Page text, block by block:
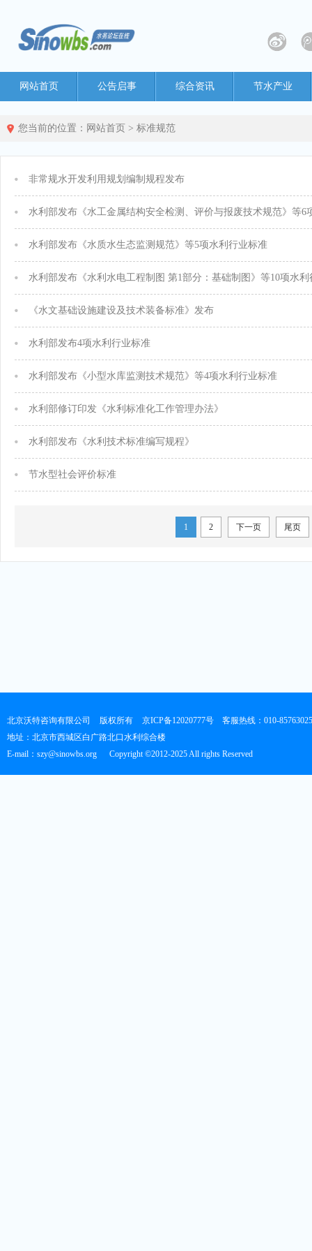
网站首页 公告启事 综合资讯 节水产业
您当前的位置： 网站首页 > 标准规范
非常规水开发利用规划编制规程发布
水利部发布《水工金属结构安全检测、评价与报废技术规范》等6
水利部发布《水质水生态监测规范》等5项水利行业标准
水利部发布《水利水电工程制图 第1部分：基础制图》等10项水利
《水文基础设施建设及技术装备标准》发布
水利部发布4项水利行业标准
水利部发布《小型水库监测技术规范》等4项水利行业标准
水利部修订印发《水利标准化工作管理办法》
水利部发布《水利技术标准编写规程》
节水型社会评价标准
1 2 下一页 尾页
北京沃特咨询有限公司 版权所有 京ICP备12020777号 客服热线：010-85763025
地址：北京市西城区白广路北口水利综合楼
E-mail：szy@sinowbs.org
Copyright ©2012-2025 All rights Reserved